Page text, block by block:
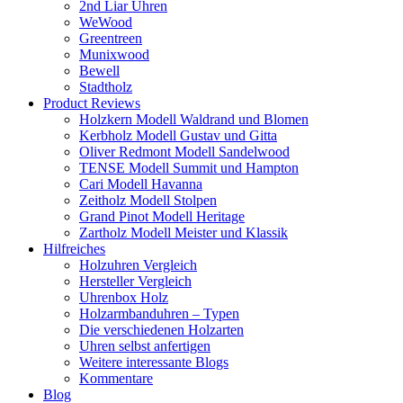
2nd Liar Uhren
WeWood
Greentreen
Munixwood
Bewell
Stadtholz
Product Reviews
Holzkern Modell Waldrand und Blomen
Kerbholz Modell Gustav und Gitta
Oliver Redmont Modell Sandelwood
TENSE Modell Summit und Hampton
Cari Modell Havanna
Zeitholz Modell Stolpen
Grand Pinot Modell Heritage
Zartholz Modell Meister und Klassik
Hilfreiches
Holzuhren Vergleich
Hersteller Vergleich
Uhrenbox Holz
Holzarmbanduhren – Typen
Die verschiedenen Holzarten
Uhren selbst anfertigen
Weitere interessante Blogs
Kommentare
Blog